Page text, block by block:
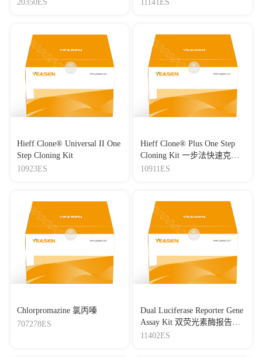
20350ES 11141ES
Hieff Clone® Universal II One
Step Cloning Kit
10923ES
Hieff Clone® Plus One Step
Cloning Kit 一步法快速克隆
试剂盒
10911ES
Chlorpromazine 氯丙嗪
707278ES
Dual Luciferase Reporter Gene
Assay Kit 双荧光素酶报告基
因检测试剂盒
11402ES